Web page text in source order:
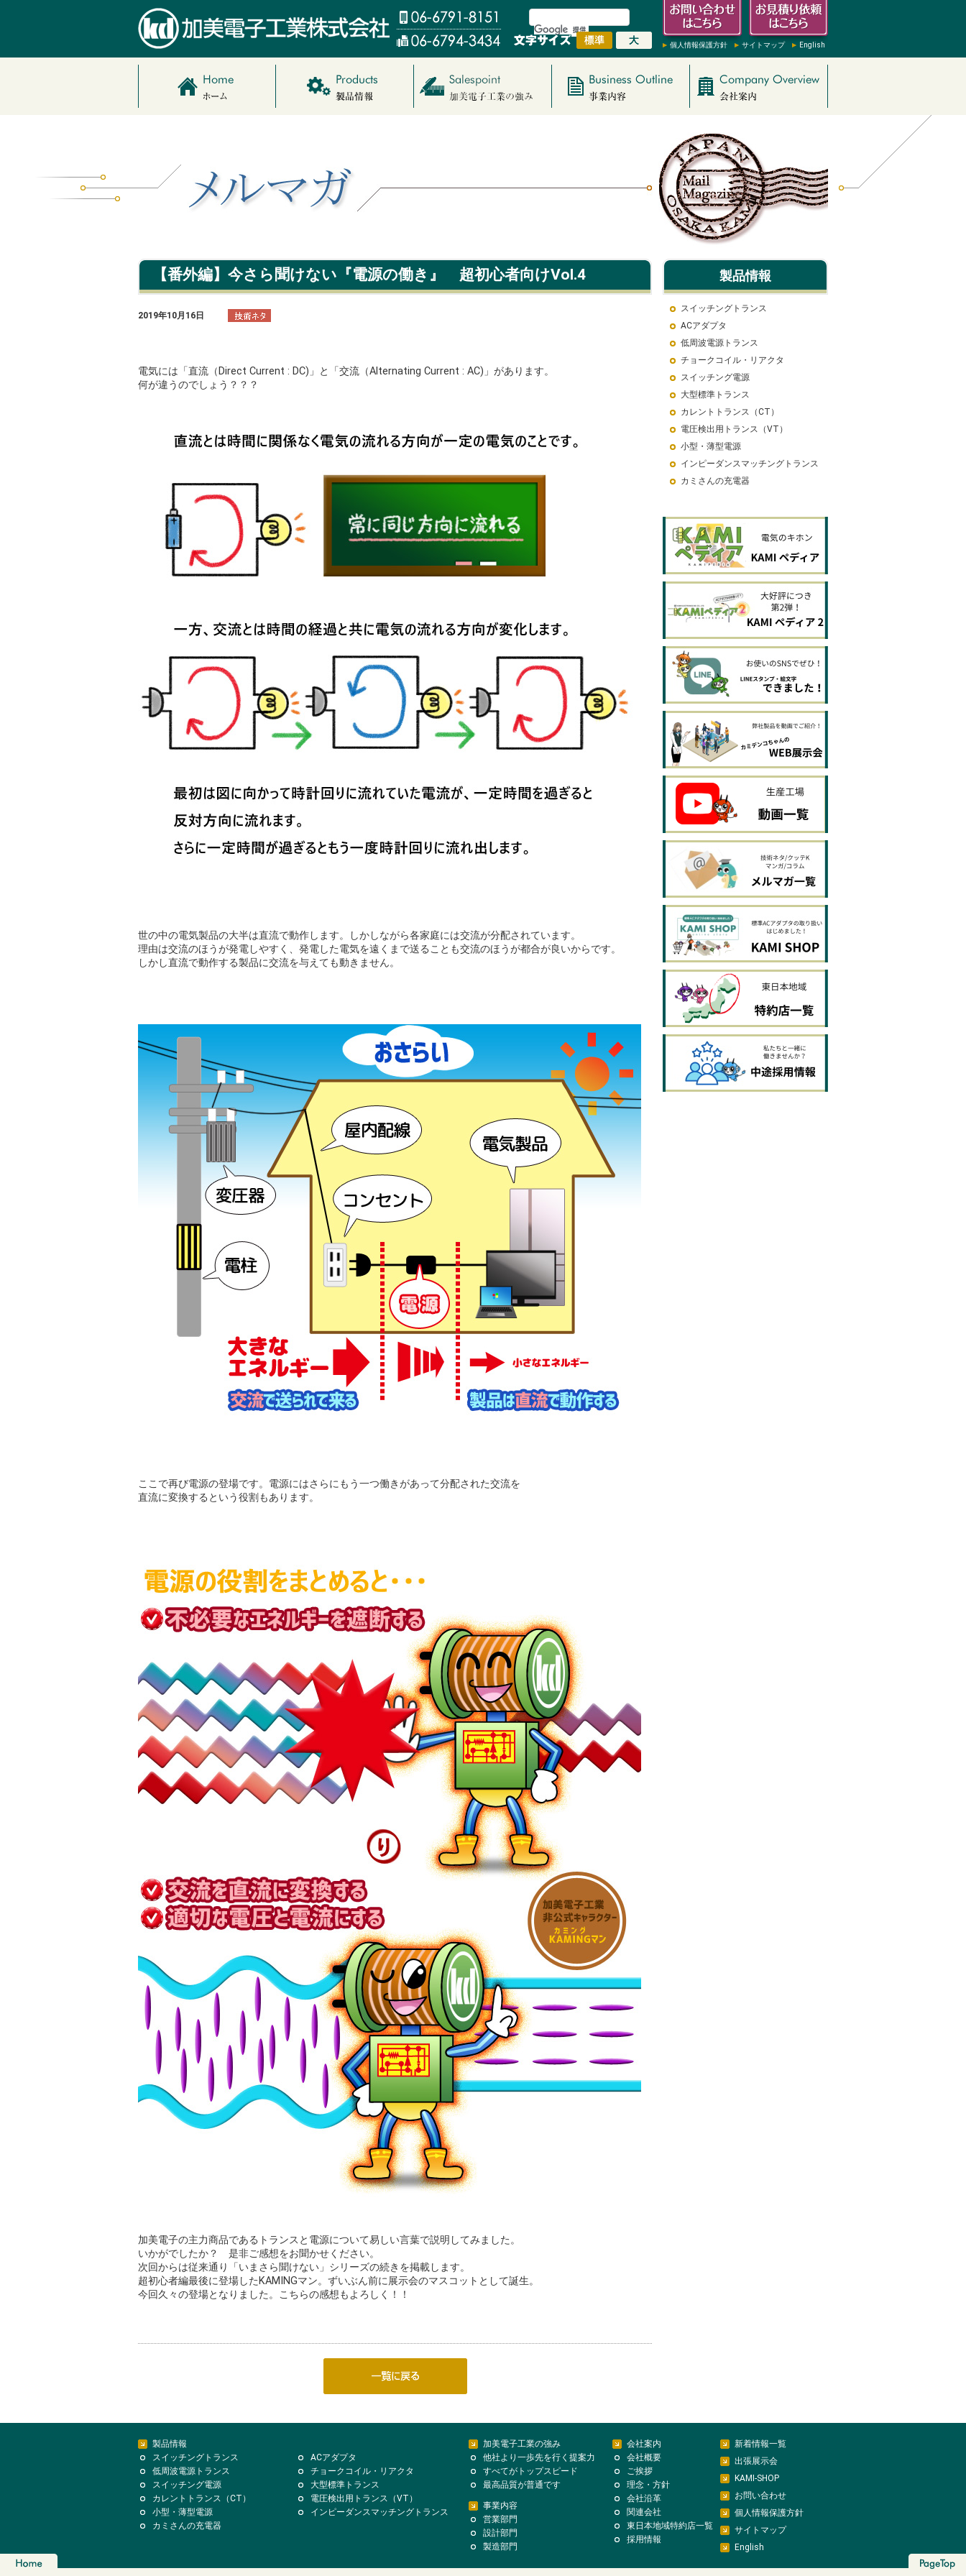
個人情報保護方針 サイトマップ English
【番外編】今さら聞けない『電源の働き』 超初心者向けVol.4
2019年10月16日
電気には「直流（Direct Current : DC)」と「交流（Alternating Current : AC)」があります。
何が違うのでしょう？？？
世の中の電気製品の大半は直流で動作します。しかしながら各家庭には交流が分配されています。
理由は交流のほうが発電しやすく、発電した電気を遠くまで送ることも交流のほうが都合が良いからです。
しかし直流で動作する製品に交流を与えても動きません。
ここで再び電源の登場です。電源にはさらにもう一つ働きがあって分配された交流を
直流に変換するという役割もあります。
加美電子の主力商品であるトランスと電源について易しい言葉で説明してみました。
いかがでしたか？ 是非ご感想をお聞かせください。
次回からは従来通り「いまさら聞けない」シリーズの続きを掲載します。
超初心者編最後に登場したKAMINGマン。ずいぶん前に展示会のマスコットとして誕生。
今回久々の登場となりました。こちらの感想もよろしく！！
製品情報
スイッチングトランス
ACアダプタ
低周波電源トランス
チョークコイル・リアクタ
スイッチング電源
大型標準トランス
カレントトランス（CT）
電圧検出用トランス（VT）
小型・薄型電源
インピーダンスマッチングトランス
カミさんの充電器
製品情報
スイッチングトランス
ACアダプタ
低周波電源トランス
チョークコイル・リアクタ
スイッチング電源
大型標準トランス
カレントトランス（CT）
電圧検出用トランス（VT）
小型・薄型電源
インピーダンスマッチングトランス
カミさんの充電器
加美電子工業の強み
他社より一歩先を行く提案力
すべてがトップスピード
最高品質が普通です
事業内容
営業部門
設計部門
製造部門
会社案内
会社概要
ご挨拶
理念・方針
会社沿革
関連会社
東日本地域特約店一覧
採用情報
新着情報一覧
出張展示会
KAMI-SHOP
お問い合わせ
個人情報保護方針
サイトマップ
English